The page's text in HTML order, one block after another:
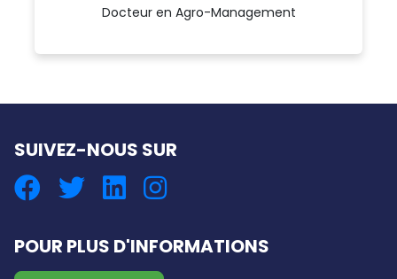
Docteur en Agro-Management
SUIVEZ-NOUS SUR
POUR PLUS D'INFORMATIONS